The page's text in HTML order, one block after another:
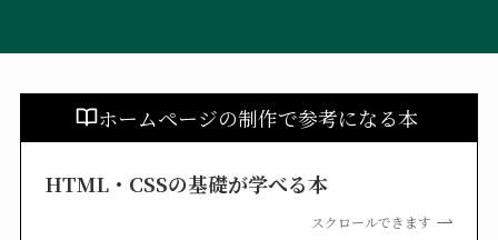
ホームページの制作で参考になる本
HTML・CSSの基礎が学べる本
スクロールできます